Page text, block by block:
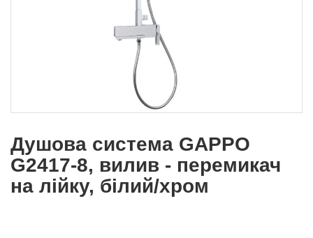
Душова система GAPPO
G2417-8, вилив - перемикач
на лійку, білий/хром